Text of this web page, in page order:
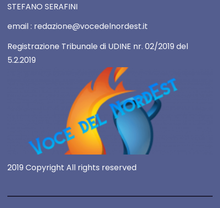
STEFANO SERAFINI
email : redazione@vocedelnordest.it
Registrazione Tribunale di UDINE nr. 02/2019 del
5.2.2019
2019 Copyright All rights reserved